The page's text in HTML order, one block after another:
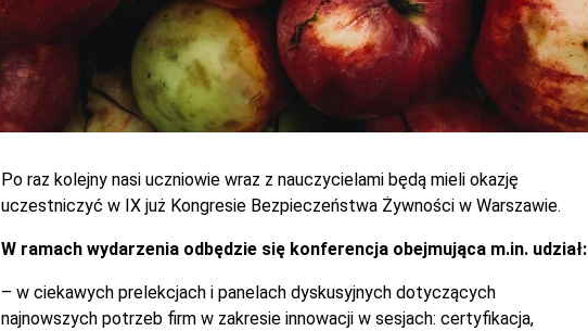
Po raz kolejny nasi uczniowie wraz z nauczycielami będą mieli okazję
uczestniczyć w IX już Kongresie Bezpieczeństwa Żywności w Warszawie.
W ramach wydarzenia odbędzie się konferencja obejmująca m.in. udział:
– w ciekawych prelekcjach i panelach dyskusyjnych dotyczących
najnowszych potrzeb firm w zakresie innowacji w sesjach: certyfikacja,